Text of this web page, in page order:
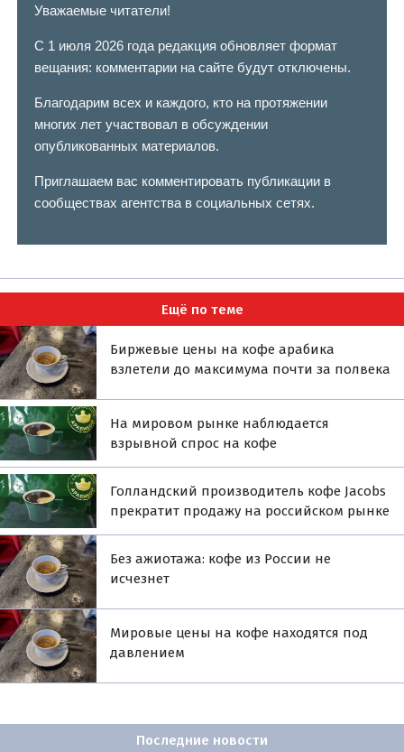
Уважаемые читатели!
С 1 июля 2026 года редакция обновляет формат
вещания: комментарии на сайте будут отключены.
Благодарим всех и каждого, кто на протяжении
многих лет участвовал в обсуждении
опубликованных материалов.
Приглашаем вас комментировать публикации в
сообществах агентства в социальных сетях.
Ещё по теме
Биржевые цены на кофе арабика
взлетели до максимума почти за полвека
На мировом рынке наблюдается
взрывной спрос на кофе
Голландский производитель кофе Jacobs
прекратит продажу на российском рынке
Без ажиотажа: кофе из России не
исчезнет
Мировые цены на кофе находятся под
давлением
Последние новости